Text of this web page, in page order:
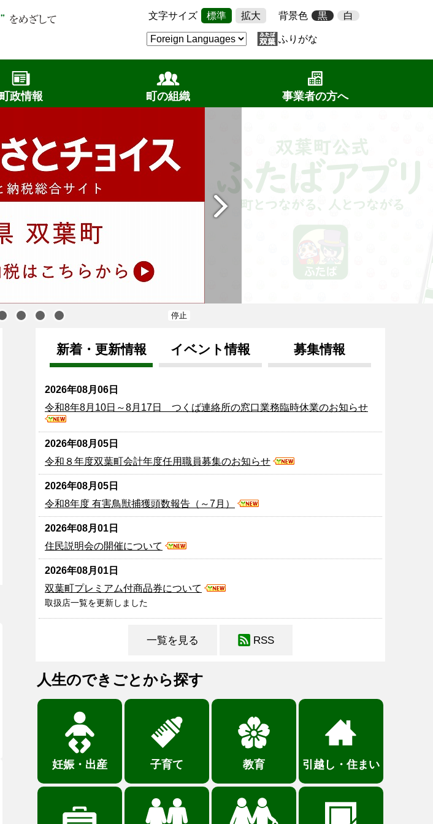
文字サイズ 標準 拡大 背景色 黒 白
ふりがな
町政情報 町の組織 事業者の方へ
停止
開始
新着・更新情報 イベント情報 募集情報
2026年08月06日
令和8年8月10日～8月17日 つくば連絡所の窓口業務臨時休業のお知らせ
2026年08月05日
令和８年度双葉町会計年度任用職員募集のお知らせ
2026年08月05日
令和8年度 有害鳥獣捕獲頭数報告（～7月）
2026年08月01日
住民説明会の開催について
2026年08月01日
双葉町プレミアム付商品券について
取扱店一覧を更新しました
一覧を見る RSS
人生のできごとから探す
妊娠・出産 子育て 教育 引越し・住まい